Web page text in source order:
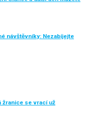
návštěvníky: Nezabíjejte
žranice se vrací už